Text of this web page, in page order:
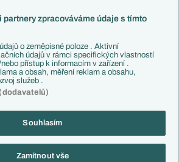
Využíváme zpravodajství ČTK.
o zpracování osobních údajů
partnery zpracováváme údaje s tímto
o zeměpisné poloze . Aktivní
údajů v rámci specifických vlastností
přístup k informacím v zařízení .
a obsah, měření reklam a obsahu,
služeb .
Souhlasím
Zamítnout vše